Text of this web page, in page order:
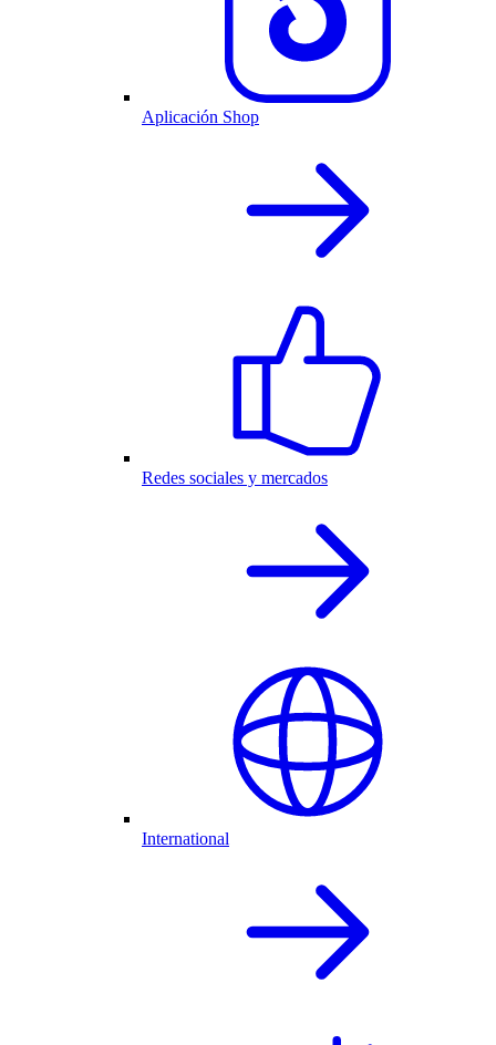
Aplicación Shop
Redes sociales y mercados
International